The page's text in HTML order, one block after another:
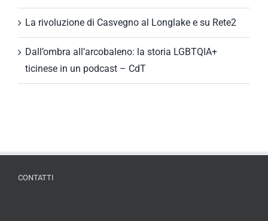
La rivoluzione di Casvegno al Longlake e su Rete2
Dall’ombra all’arcobaleno: la storia LGBTQIA+
ticinese in un podcast – CdT
CONTATTI